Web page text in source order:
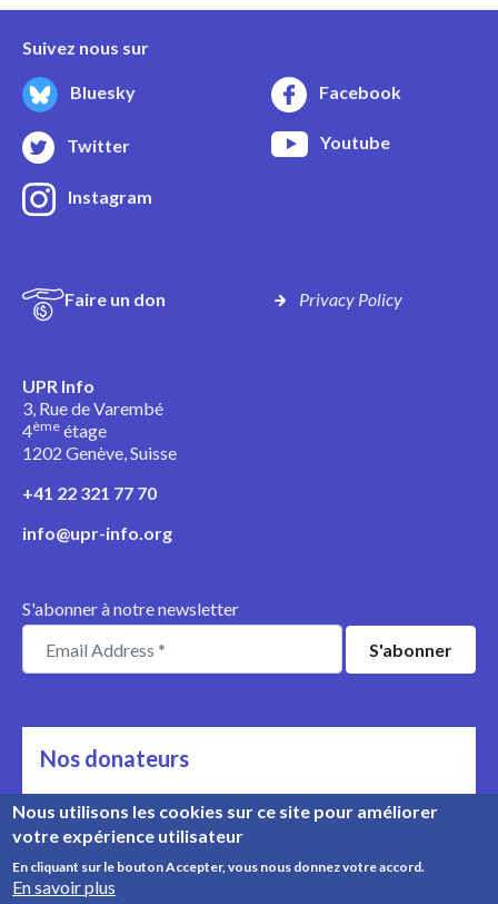
Suivez nous sur
Bluesky Facebook
Twitter Youtube
Instagram
Faire un don Privacy Policy
UPR Info
3, Rue de Varembé
4ème étage
1202 Genève, Suisse
+41 22 321 77 70
info@upr-info.org
S'abonner à notre newsletter
Nos donateurs
Ils nous soutiennent
Rencontrez nos donateurs
Nous utilisons les cookies sur ce site pour améliorer
votre expérience utilisateur
En cliquant sur le bouton Accepter, vous nous donnez votre accord.
En savoir plus